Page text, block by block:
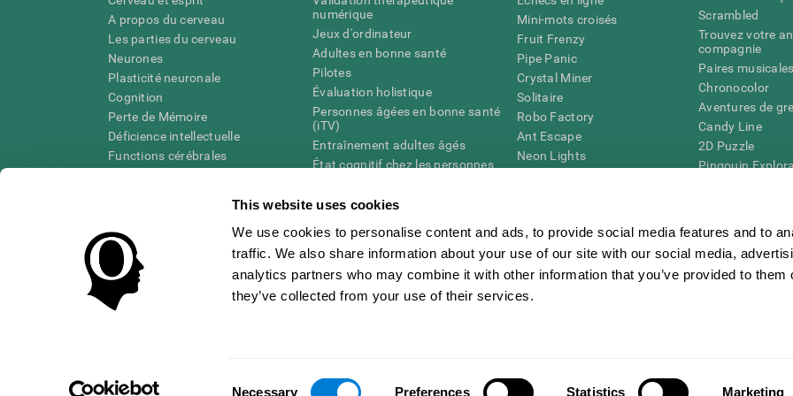
This website uses cookies
We use cookies to personalise content and ads, to provide social media features and to
traffic. We also share information about your use of our site with our social media,
analytics partners who may combine it with other information that you’ve provided to them
they’ve collected from your use of their services.
Necessary Preferences Statistics Marketing
A propos du cerveau
Les parties du cerveau
Neurones
Plasticité neuronale
Cognition
Perte de Mémoire
Déficience intellectuelle
Functions cérébrales
numérique
Jeux d'ordinateur
Adultes en bonne santé
Pilotes
Évaluation holistique
Personnes âgées en bonne santé
(iTV)
Entraînement adultes âgés
État cognitif chez les personnes
Révision systémique
Mini-mots croisés
Fruit Frenzy
Pipe Panic
Crystal Miner
Solitaire
Robo Factory
Ant Escape
Neon Lights
Space Rescue
Chaos mathématique
Course de billes
Scrambled
Trouvez votre
compagnie
Paires musicales
Chronocolor
Aventures de
Candy Line
2D Puzzle
Pingouin
Jeux en ligne
mémoire
Jeux pour le
BURKINA FASO